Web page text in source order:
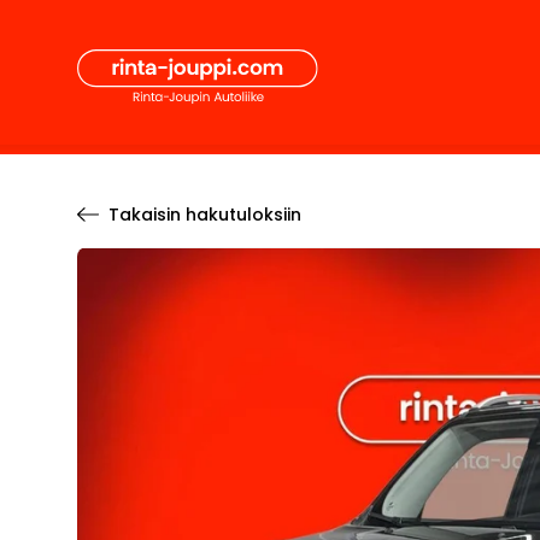
sisältöön
Takaisin hakutuloksiin